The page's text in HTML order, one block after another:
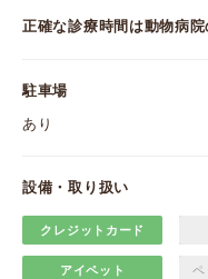
正確な診療時間は動物病
駐車場
あり
設備・取り扱い
クレジットカード
アイペット ペ